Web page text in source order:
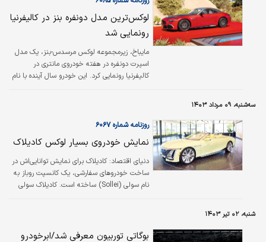
لوکس‌ترین مدل دونفره بنز در کالیفرنیا
رونمایی شد
مایباخ، زیرمجموعه لوکس مرسدس-بنز، یک مدل
اسپرت دونفره در هفته خودروی مانتری در
کالیفرنیا رونمایی کرد. این خودرو سال آینده با نام
سه‌شنبه، ۰۹ مرداد ۱۴۰۳
روزنامه شماره ۶۰۶۷
نمایش خودروی بسیار لوکس کادیلاک
دنیای اقتصاد: کادیلاک برای نمایش توانایی‌اش در
ساخت خودروهای سفارشی، یک کانسپت روباز به
نام سولی (Sollei) ساخته است. کادیلاک سولی
عنوان لوکس‌ترین خودروساز جهان را که زمانی در
شنبه، ۰۲ تیر ۱۴۰۳
بوگاتی توربیون معرفی شد/ابرخودرو